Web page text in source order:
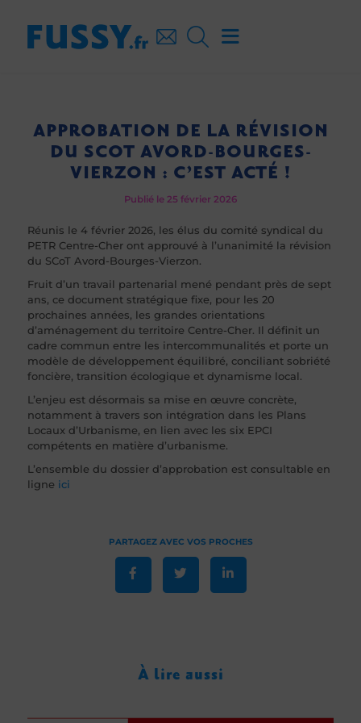
APPROBATION DE LA RÉVISION
DU SCOT AVORD-BOURGES-
VIERZON : C’EST ACTÉ !
Publié le 25 février 2026
Réunis le 4 février 2026, les élus du comité syndical du
PETR Centre-Cher ont approuvé à l’unanimité la révision
du SCoT Avord-Bourges-Vierzon.
Fruit d’un travail partenarial mené pendant près de sept
ans, ce document stratégique fixe, pour les 20
prochaines années, les grandes orientations
d’aménagement du territoire Centre-Cher. Il définit un
cadre commun entre les intercommunalités et porte un
modèle de développement équilibré, conciliant sobriété
foncière, transition écologique et dynamisme local.
L’enjeu est désormais sa mise en œuvre concrète,
notamment à travers son intégration dans les Plans
Locaux d’Urbanisme, en lien avec les six EPCI
compétents en matière d’urbanisme.
L’ensemble du dossier d’approbation est consultable en
ligne ici
À lire aussi